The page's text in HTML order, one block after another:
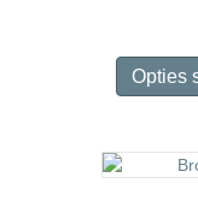
Opties